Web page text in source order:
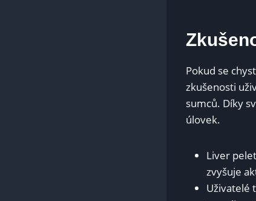
Pokud se⁤
zkušenosti
sumců. Díky
úlovek.
Liver
zvyšuje
Uživatelé